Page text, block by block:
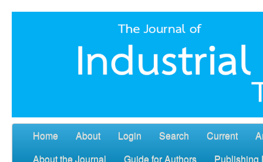
Home About Login Search Current
About the Journal
Guide for Authors Publishing